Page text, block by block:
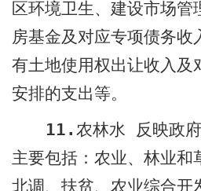
区环境卫生、建设市场管
房基金及对应专项债务收
有土地使用权出让收入及
安排的支出等。
11.农林水 反映政
主要包括：农业、林业和
北调、扶贫、农业综合开